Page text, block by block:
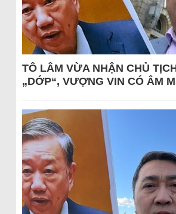
TÔ LÂM VỪA NHẬN CHỦ
„DỚP“, VƯỢNG VIN CÓ ÂM